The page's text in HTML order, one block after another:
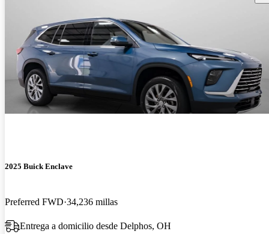
2025 Buick Enclave
Preferred FWD 34,236 millas
Entrega a domicilio desde Delphos, OH